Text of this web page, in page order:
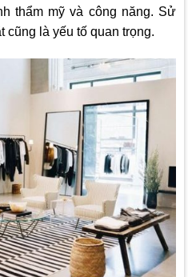
thẩm mỹ và công năng. Sử
cũng là yếu tố quan trọng.